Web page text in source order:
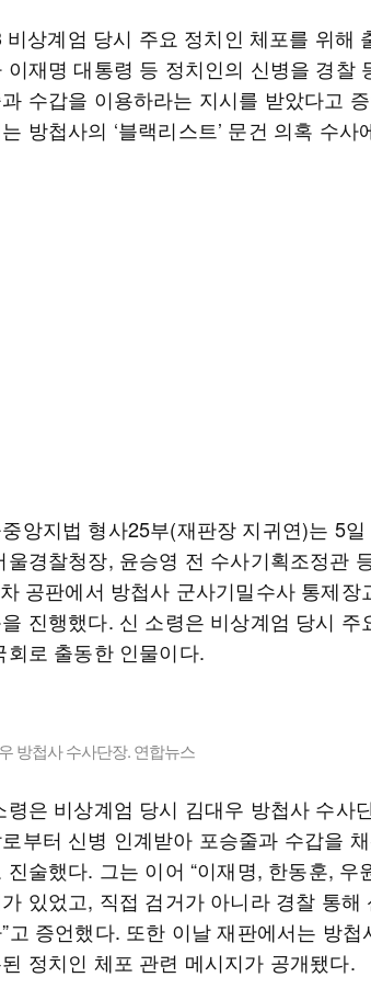
비상계엄 당시 주요 정치인 체포를 위해
이재명 대통령 등 정치인의 신병을 경찰
수갑을 이용하라는 지시를 받았다고
방첩사의 ‘블랙리스트’ 문건 의혹 수사
앙지법 형사25부(재판장 지귀연)는 5
울경찰청장, 윤승영 전 수사기획조정관
공판에서 방첩사 군사기밀수사 통제장
진행했다. 신 소령은 비상계엄 당시 주
회로 출동한 인물이다.
방첩사 수사단장. 연합뉴스
령은 비상계엄 당시 김대우 방첩사 수사
부터 신병 인계받아 포승줄과 수갑을
진술했다. 그는 이어 “이재명, 한동훈,
있었고, 직접 검거가 아니라 경찰 통해
고 증언했다. 또한 이날 재판에서는 방
정치인 체포 관련 메시지가 공개됐다.